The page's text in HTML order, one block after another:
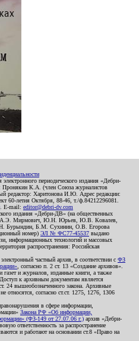
периодического издания «Дебри-
К.А. (член Союза журналистов
редактор: Харитонова И.Ю. Адрес редакции:
60-летия Октября, 88-46, т./ф.84212296081.
. E-mail: editor@debri-dv.com
издания «Дебри-ДВ» (на общественных
А.Э. Мирмович, Ю.Н. Юрьев, Ю.В. Ковалев,
Бурындин, Б.М. Сухинин, О.В. Егорова
номер) ЭЛ № ФС77-45537 выдано
информационных технологий и массовых
распространения: Российская
частный архив, в соответствии с ФЗ
, согласно п. 2 ст. 13 «Создание архивов».
и журналов, изданные книги, а также
к архивным документам является
24 вышеобозначенного закона. Архивные
относятся, согласно ст.ст. 1275, 1276, 1306
в сфере информации,
Закона РФ «Об информации,
(ФЗ-149 от 27.07.06 г.) архив «Дебри-
ответственность за распространение
и работают на основании ст.8 «Право на